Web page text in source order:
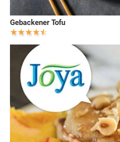
Gebackener Tofu